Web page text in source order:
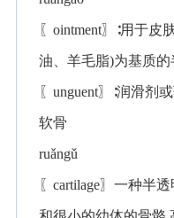
〖ointment〗∶用于
油、羊毛脂)为基质的
〖unguent〗∶润滑剂
软骨
ruǎngǔ
〖cartilage〗一种半